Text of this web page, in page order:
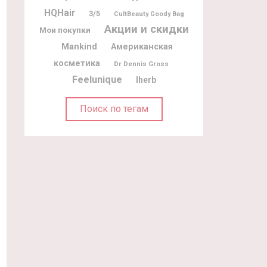
HQHair 3/5 CultBeauty Goody Bag
Мои покупки Акции и скидки
Mankind
Американская
косметика
Dr Dennis Gross
Feelunique Iherb
Поиск по тегам